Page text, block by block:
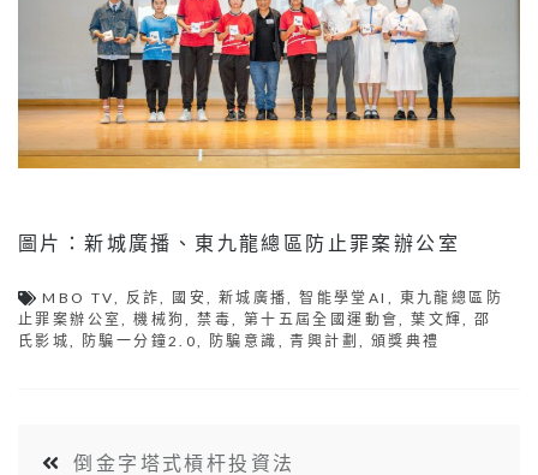
圖片：新城廣播、東九龍總區防止罪案辦公室
MBO TV 反詐 國安 新城廣播 ,智能學堂AI
東九龍總區防
止罪案辦公室
,機械狗 ,禁毒 第十五屆全國運動會 ,葉文輝 ,邵
氏影城
防騙一分鐘2.0 防騙意識 ,青興計劃 頒獎典禮
倒金字塔式槓杆投資法